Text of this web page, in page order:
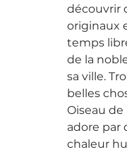
découvrir
originaux
temps
de la
sa ville.
belles
Oiseau de
adore par
chaleur